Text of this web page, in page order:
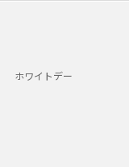
ホワイトデー